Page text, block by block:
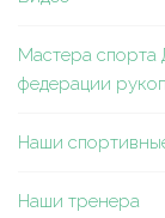
Мастера спорта
федерации
Наши
Наши тренера